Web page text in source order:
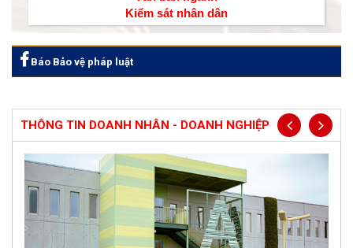
Kiểm sát nhân dân
Báo Bảo vệ pháp luật
THÔNG TIN DOANH NHÂN - DOANH NGHIỆP